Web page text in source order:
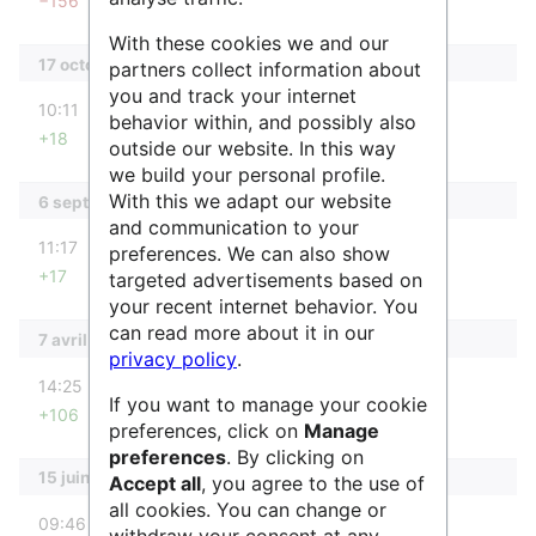
Aucun résumé des modifications
17 octobre 2023
10:11 SidonieRaffy
+18 Aucun résumé des modifications
6 septembre 2023
11:17 SidonieRaffy
+17 Aucun résumé des modifications
7 avril 2023
14:25
+106 Aucun résumé des modifications
15 juin 2022
09:46 AnneAdmin m
With these cookies we and our
partners collect information about
you and track your internet
behavior within, and possibly also
outside our website. In this way
we build your personal profile.
With this we adapt our website
and communication to your
preferences. We can also show
targeted advertisements based on
your recent internet behavior. You
can read more about it in our
privacy policy.
If you want to manage your cookie
preferences, click on Manage
preferences. By clicking on
Accept all, you agree to the use of
all cookies. You can change or